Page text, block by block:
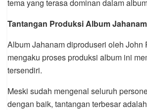
tema yang terasa dominan dalam
Tantangan Produksi Album Jahanam
Album Jahanam diproduseri oleh John
mengaku proses produksi album ini
tersendiri.
Meski sudah mengenal seluruh
dengan baik, tantangan terbesar